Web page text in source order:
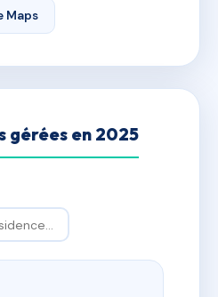
Maps
gérées en 2025